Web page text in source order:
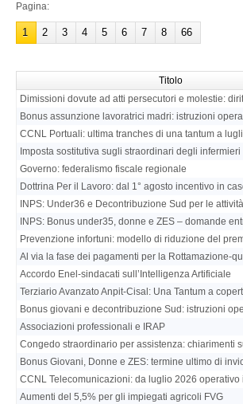
Pagina:
1 2 3 4 5 6 7 8 66
Titolo
Dimissioni dovute ad atti persecutori e molestie:
Bonus assunzione lavoratrici madri: istruzioni
CCNL Portuali: ultima tranches di una tantum a
Imposta sostitutiva sugli straordinari degli infermieri
Governo: federalismo fiscale regionale
Dottrina Per il Lavoro: dal 1° agosto incentivo in
INPS: Under36 e Decontribuzione Sud per le
INPS: Bonus under35, donne e ZES – domande
Prevenzione infortuni: modello di riduzione del
Al via la fase dei pagamenti per la Rottamazione-
Accordo Enel-sindacati sull’Intelligenza Artificiale
Terziario Avanzato Anpit-Cisal: Una Tantum a
Bonus giovani e decontribuzione Sud: istruzioni
Associazioni professionali e IRAP
Congedo straordinario per assistenza: chiarimenti
Bonus Giovani, Donne e ZES: termine ultimo di
CCNL Telecomunicazioni: da luglio 2026 operativo
Aumenti del 5,5% per gli impiegati agricoli FVG